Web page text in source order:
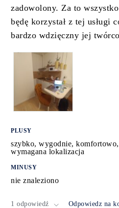
zadowolony. Za to
będę korzystał z tej usługi
bardzo wdzięczny jej
PLUSY
szybko, wygodnie, komfortowo,
wymagana lokalizacja
MINUSY
nie znaleziono
1 odpowiedź Odpowiedz na